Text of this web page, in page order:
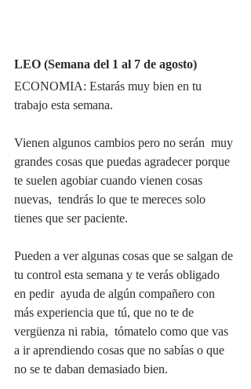
LEO (Semana del 1 al 7 de agosto)
ECONOMIA: Estarás muy bien en tu
trabajo esta semana.
Vienen algunos cambios pero no serán  muy
grandes cosas que puedas agradecer porque
te suelen agobiar cuando vienen cosas
nuevas,  tendrás lo que te mereces solo
tienes que ser paciente.
Pueden a ver algunas cosas que se salgan de
tu control esta semana y te verás obligado
en pedir  ayuda de algún compañero con
más experiencia que tú, que no te de
vergüenza ni rabia,  tómatelo como que vas
a ir aprendiendo cosas que no sabías o que
no se te daban demasiado bien.